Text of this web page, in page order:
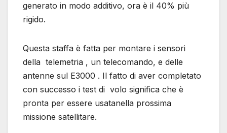
generato in modo additivo, ora è il 40% più
rigido.
Questa staffa è fatta per montare i sensori
della telemetria , un telecomando, e delle
antenne sul E3000 . Il fatto di aver completato
con successo i test di volo significa che è
pronta per essere usatanella prossima
missione satellitare.